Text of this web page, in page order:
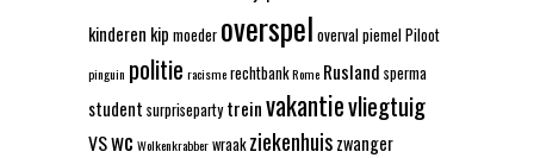
kinderen kip moeder overspel overvalpiemelPiloot
pinguin politie racismerechtbankRome Rusland sperma
student surpriseparty treinvakantievliegtuig
VSwc Wolkenkrabberwraak ziekenhuiszwanger